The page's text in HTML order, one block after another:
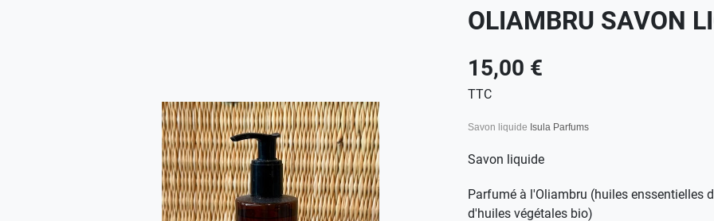
OLIAMBRU SAVON
15,00 €
TTC
Savon liquide Isula Parfums
Savon liquide
Parfumé à l'Oliambru (huiles enssentielles
d'huiles végétales bio)